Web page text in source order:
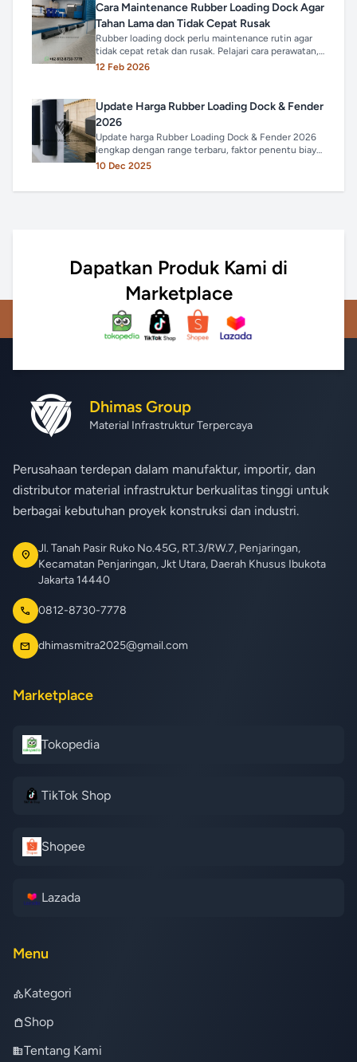
Cara Maintenance Rubber Loading Dock Agar
Tahan Lama dan Tidak Cepat Rusak
Rubber loading dock perlu maintenance rutin agar
tidak cepat retak dan rusak. Pelajari cara perawatan,
tanda harus diganti, dan tips memilih tipe heavy
12 Feb 2026
Update Harga Rubber Loading Dock & Fender
2026
Update harga Rubber Loading Dock & Fender 2026
lengkap dengan range terbaru, faktor penentu biaya,
dan panduan memilih rubber terbaik untuk gudang
10 Dec 2025
Dapatkan Produk Kami di
Marketplace
Dhimas Group
Material Infrastruktur Terpercaya
Perusahaan terdepan dalam manufaktur, importir, dan
distributor material infrastruktur berkualitas tinggi untuk
berbagai kebutuhan proyek konstruksi dan industri.
location_on
Jl. Tanah Pasir Ruko No.45G, RT.3/RW.7, Penjaringan,
Kecamatan Penjaringan, Jkt Utara, Daerah Khusus Ibukota
Jakarta 14440
call 0812-8730-7778
mail dhimasmitra2025@gmail.com
Marketplace
Tokopedia
TikTok Shop
Shopee
Lazada
Menu
categoryKategori
shopping_bagShop
businessTentang Kami